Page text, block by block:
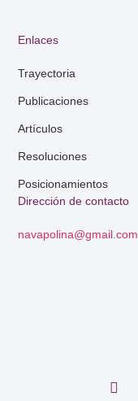
Dirección de contacto
navapolina@gmail.com
Enlaces
Trayectoria
Publicaciones
Artículos
Resoluciones
Posicionamientos